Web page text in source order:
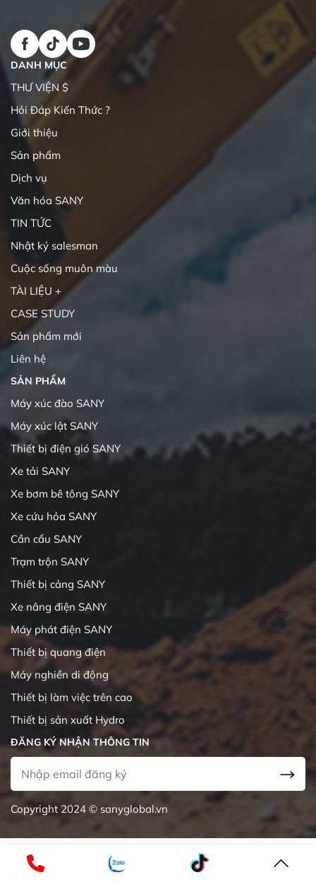
DANH MỤC
THƯ VIỆN $
Hỏi Đáp Kiến Thức ?
Giới thiệu
Sản phẩm
Dịch vụ
Văn hóa SANY
TIN TỨC
Nhật ký salesman
Cuộc sống muôn màu
TÀI LIỆU +
CASE STUDY
Sản phẩm mới
Liên hệ
SẢN PHẨM
Máy xúc đào SANY
Máy xúc lật SANY
Thiết bị điện gió SANY
Xe tải SANY
Xe bơm bê tông SANY
Xe cứu hỏa SANY
Cần cẩu SANY
Trạm trộn SANY
Thiết bị cảng SANY
Xe nâng điện SANY
Máy phát điện SANY
Thiết bị quang điện
Máy nghiền di động
Thiết bị làm việc trên cao
Thiết bị sản xuất Hydro
ĐĂNG KÝ NHẬN THÔNG TIN
Copyright 2024 © sanyglobal.vn